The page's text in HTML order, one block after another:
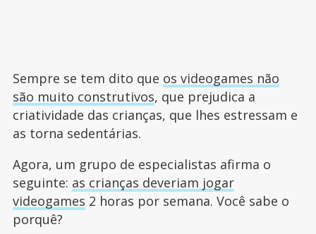
Sempre se tem dito que os videogames não
são muito construtivos, que prejudica a
criatividade das crianças, que lhes estressam e
as torna sedentárias.
Agora, um grupo de especialistas afirma o
seguinte: as crianças deveriam jogar
videogames 2 horas por semana. Você sabe o
porquê?